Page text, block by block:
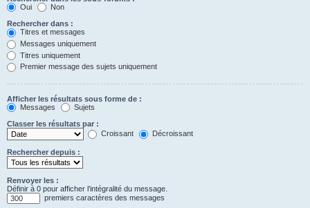
Oui
Non
Rechercher dans :
Titres et messages
Messages uniquement
Titres uniquement
Premier message des sujets uniquement
Afficher les résultats sous forme de :
Messages
Sujets
Classer les résultats par :
Croissant
Décroissant
Rechercher depuis :
Renvoyer les :
Définir à 0 pour afficher l’intégralité du message.
premiers caractères des messages